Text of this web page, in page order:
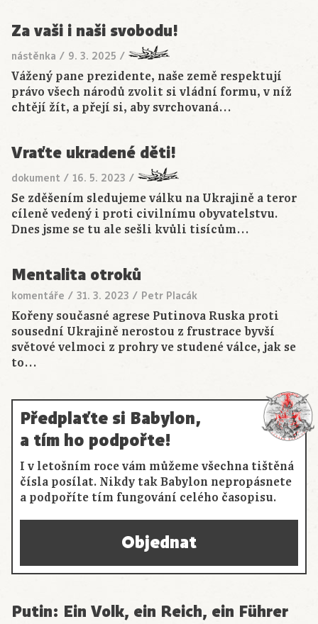
Za vaši i naši svobodu!
nástěnka / 9. 3. 2025 /
Vážený pane prezidente, naše země respektují
právo všech národů zvolit si vládní formu, v níž
chtějí žít, a přejí si, aby svrchovaná…
Vraťte ukradené děti!
dokument / 16. 5. 2023 /
Se zděšením sledujeme válku na Ukrajině a teror
cíleně vedený i proti civilnímu obyvatelstvu.
Dnes jsme se tu ale sešli kvůli tisícům…
Mentalita otroků
komentáře / 31. 3. 2023 / Petr Placák
Kořeny současné agrese Putinova Ruska proti
sousední Ukrajině nerostou z frustrace byvší
světové velmoci z prohry ve studené válce, jak se
to…
Předplaťte si Babylon,
a tím ho podpořte!
I v letošním roce vám můžeme všechna tištěná
čísla posílat. Nikdy tak Babylon nepropásnete
a podpoříte tím fungování celého časopisu.
Objednat
Putin: Ein Volk, ein Reich, ein Führer